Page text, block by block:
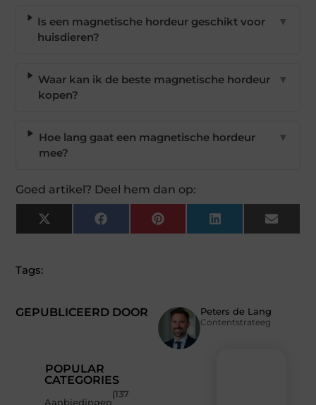
Is een magnetische hordeur geschikt voor
huisdieren?
▼
Waar kan ik de beste magnetische hordeur
kopen?
▼
Hoe lang gaat een magnetische hordeur
mee?
▼
Goed artikel? Deel hem dan op:
X
(Twitter)
FacebookPinterest LinkedIn Email
GEPUBLICEERD DOOR Peters de Lang
Contentstrateeg
Tags:
POPULAR
CATEGORIES
Aanbiedingen
(137